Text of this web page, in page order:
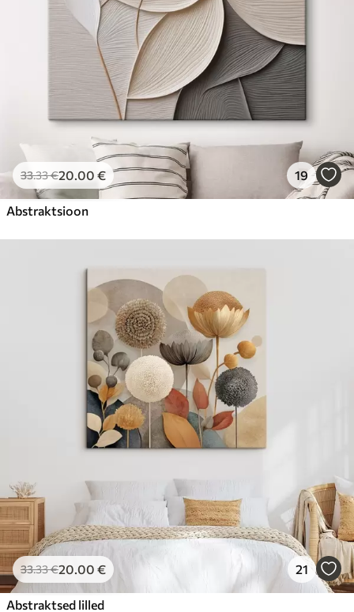
33.33€20.00 € 19
Abstraktsioon
33.33€20.00 € 21
Abstraktsed lilled